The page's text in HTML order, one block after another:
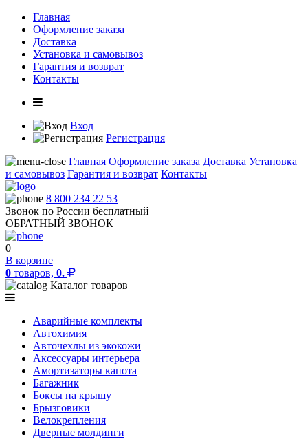
Главная
Оформление заказа
Доставка
Установка и самовывоз
Гарантия и возврат
Контакты
Вход
Регистрация
Главная Оформление заказа Доставка Установка
и самовывоз Гарантия и возврат Контакты
8 800 234 22 53
Звонок по России бесплатный
ОБРАТНЫЙ ЗВОНОК
0
В корзине
0 товаров, 0.
Каталог товаров
Аварийные комплекты
Автохимия
Авточехлы из экокожи
Аксессуары интерьера
Амортизаторы капота
Багажник
Боксы на крышу
Брызговики
Велокрепления
Дверные молдинги